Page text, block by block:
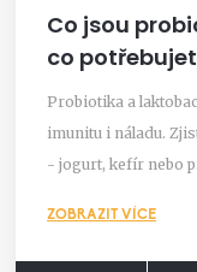
Co jsou
co
Probiotika a
imunitu i náladu.
- jogurt, kefír nebo
ZOBRAZIT VÍCE